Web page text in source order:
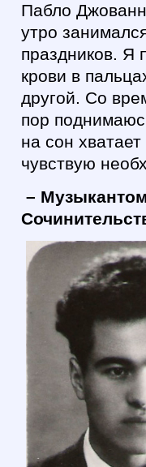
Пабло
утро
праздников. Я
крови в
другой. Со
пор
на сон
чувствую
–